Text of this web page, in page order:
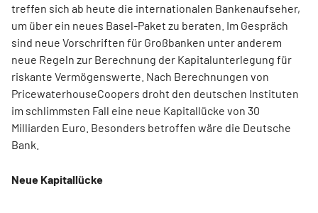
treffen sich ab heute die internationalen Bankenaufseher,
um über ein neues Basel-Paket zu beraten. Im Gespräch
sind neue Vorschriften für Großbanken unter anderem
neue Regeln zur Berechnung der Kapitalunterlegung für
riskante Vermögenswerte. Nach Berechnungen von
PricewaterhouseCoopers droht den deutschen Instituten
im schlimmsten Fall eine neue Kapitallücke von 30
Milliarden Euro. Besonders betroffen wäre die Deutsche
Bank.
Neue Kapitallücke